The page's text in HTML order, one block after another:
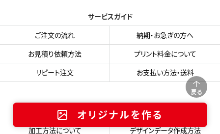
戻る
オリジナルを作る
サービスガイド
ご注文の流れ
納期・お急ぎの方へ
お見積り依頼方法
プリント料金について
リピート注文
お支払い方法・送料
オリジナルプリントガイド
加工方法について
デザインデータ作成方法